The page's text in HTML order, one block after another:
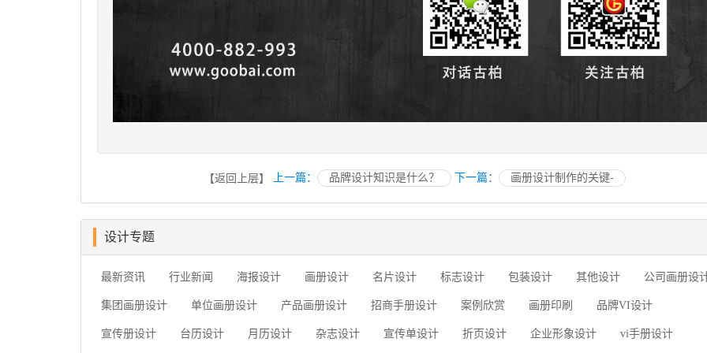
【返回上层】 上一篇： 品牌设计知识是什么？ 下一篇： 画册设计制作的关键-
设计专题
最新资讯 行业新闻 海报设计 画册设计 名片设计 标志设计 包装设计 其他设计 公司画册设
集团画册设计 单位画册设计 产品画册设计 招商手册设计 案例欣赏 画册印刷 品牌VI设计
宣传册设计 台历设计 月历设计 杂志设计 宣传单设计 折页设计 企业形象设计 vi手册设计